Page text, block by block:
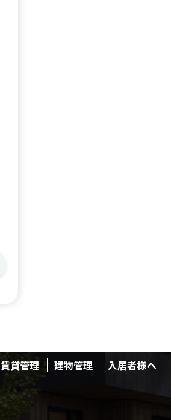
賃貸管理 建物管理 入居者様へ